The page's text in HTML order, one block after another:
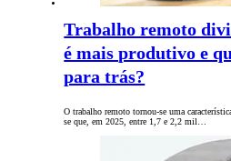
Trabalho remoto
é mais produtivo e
para trás?
O trabalho remoto tornou-se uma
se que, em 2025, entre 1,7 e 2,2 mil…